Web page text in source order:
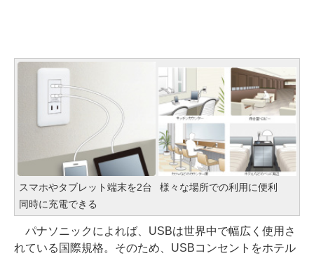
スマホやタブレット端末を2台
同時に充電できる
様々な場所での利用に便利
パナソニックによれば、USBは世界中で幅広く使用さ
れている国際規格。そのため、USBコンセントをホテル